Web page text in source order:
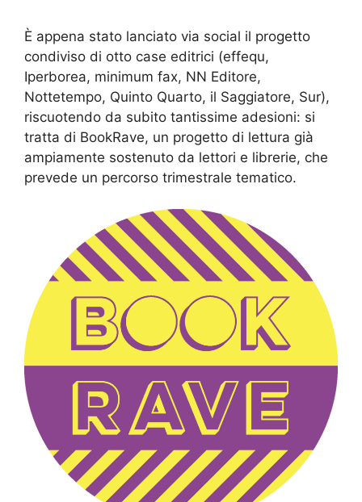
È appena stato lanciato via social il progetto
condiviso di otto case editrici (effequ,
Iperborea, minimum fax, NN Editore,
Nottetempo, Quinto Quarto, il Saggiatore, Sur),
riscuotendo da subito tantissime adesioni: si
tratta di BookRave, un progetto di lettura già
ampiamente sostenuto da lettori e librerie, che
prevede un percorso trimestrale tematico.